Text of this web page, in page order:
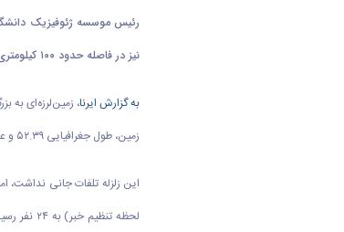
نیز در فاصله حدود ۱۰۰ کیلومتری محل وقوع این زلزله قرار دارد، به طور طبیعی در حوالی تهران، احساس شده است.
به گزارش ایرنا
زمین، طول جغرافیایی ۵۲.۳۹ و عرض جغرافیایی ۳۵.۲۹ در هشت کیلومتری گرمسار، ۱۰ کیلومتری آرادان (سمنان)، ۲۹ کیلومتری ایوانکی (سمنان) رخ داده و محل وقوع آن تا تهران، ۱۰۰ کیلومتر فاصله داشته است.
این زلزله تلفات جانی